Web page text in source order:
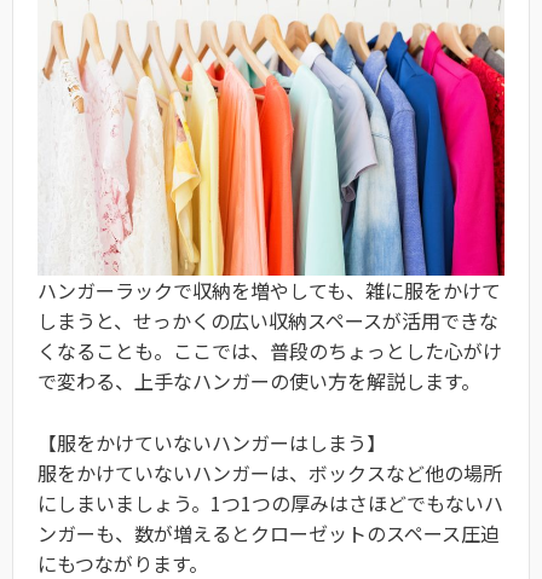
ハンガーラックで収納を増やしても、雑に服をかけて
しまうと、せっかくの広い収納スペースが活用できな
くなることも。ここでは、普段のちょっとした心がけ
で変わる、上手なハンガーの使い方を解説します。
【服をかけていないハンガーはしまう】
服をかけていないハンガーは、ボックスなど他の場所
にしまいましょう。1つ1つの厚みはさほどでもないハ
ンガーも、数が増えるとクローゼットのスペース圧迫
にもつながります。